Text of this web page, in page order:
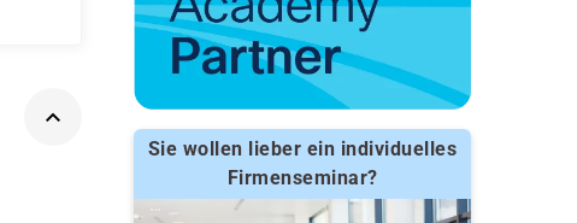
Sie wollen lieber ein individuelles
Firmenseminar?